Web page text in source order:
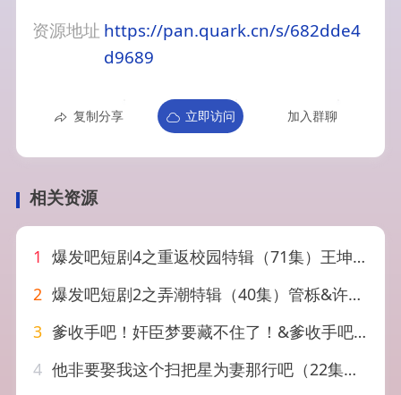
资源地址 https://pan.quark.cn/s/682dde4
d9689
复制分享 立即访问 加入群聊
相关资源
1 爆发吧短剧4之重返校园特辑（71集）王坤&李科霖&王欣政&姚筱筱&杨晨曦&叶皓然&张楚寒
2 爆发吧短剧2之弄潮特辑（40集）管栎&许梦圆&石杭鹭&李彦漫&代高政&陈芳彤&李是侥&李歌洋
3 爹收手吧！奸臣梦要藏不住了！&爹收手吧奸臣梦要藏不住了（80集）AI短剧
4 他非要娶我这个扫把星为妻那行吧（22集）AI短剧